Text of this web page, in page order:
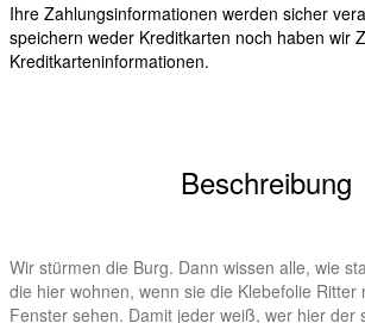
Ihre Zahlungsinformationen werden sicher
speichern weder Kreditkarten noch haben wir
Kreditkarteninformationen.
Beschreibung
Wir stürmen die Burg. Dann wissen alle, wie
die hier wohnen, wenn sie die Klebefolie Ritter
Fenster sehen. Damit jeder weiß, wer hier der